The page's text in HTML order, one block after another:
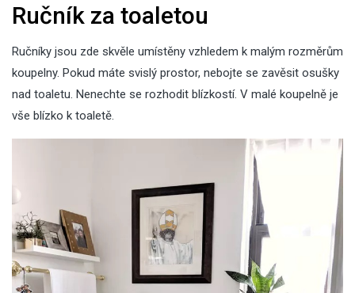
Ručník za toaletou
Ručníky jsou zde skvěle umístěny vzhledem k malým rozměrům
koupelny. Pokud máte svislý prostor, nebojte se zavěsit osušky
nad toaletu. Nenechte se rozhodit blízkostí. V malé koupelně je
vše blízko k toaletě.